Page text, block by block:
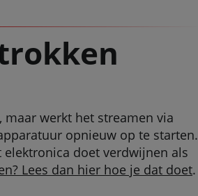
werkt het streamen via
opnieuw op te starten.
doet verdwijnen als
Lees dan hier hoe je dat doet.